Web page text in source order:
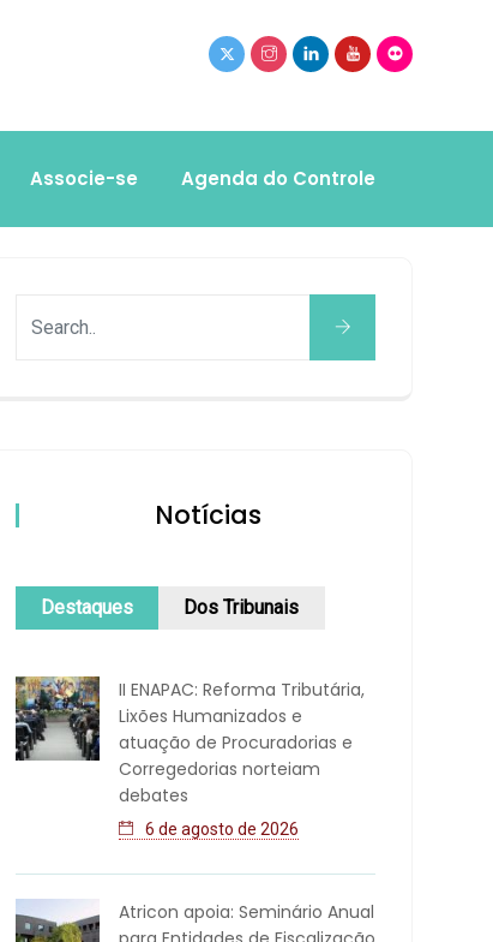
Associe-se Agenda do Controle
Notícias
Destaques Dos Tribunais
II ENAPAC: Reforma Tributária,
Lixões Humanizados e
atuação de Procuradorias e
Corregedorias norteiam
debates
6 de agosto de 2026
Atricon apoia: Seminário Anual